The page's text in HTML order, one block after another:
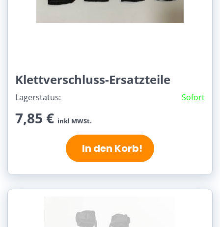
Klettverschluss-Ersatzteile
Lagerstatus: Sofort
7,85 € inkl MWSt.
In den Korb!